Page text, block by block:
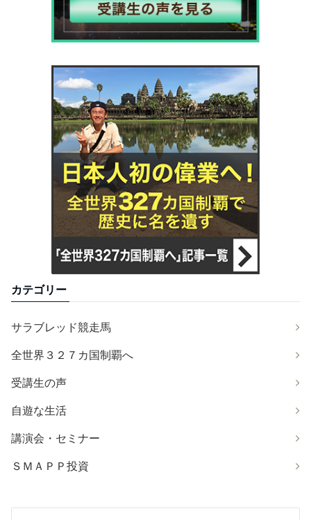
カテゴリー
サラブレッド競走馬
全世界３２７カ国制覇へ
受講生の声
自遊な生活
講演会・セミナー
ＳＭＡＰＰ投資